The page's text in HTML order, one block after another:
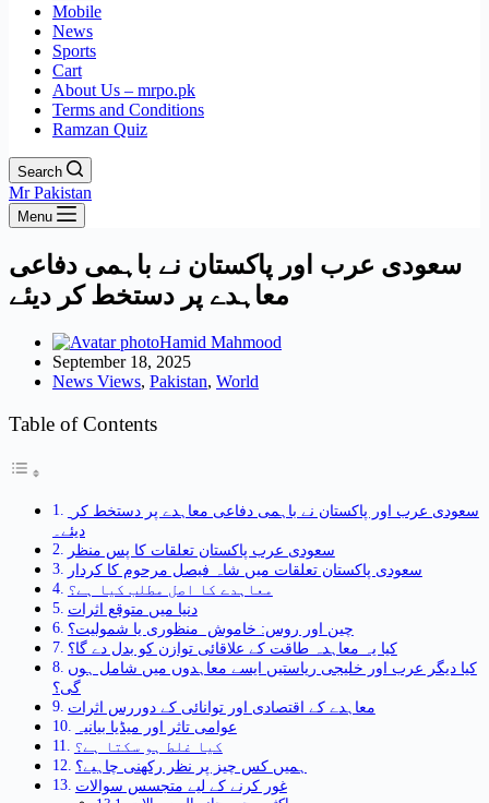
Mobile
News
Sports
Cart
About Us – mrpo.pk
Terms and Conditions
Ramzan Quiz
Search
Mr Pakistan
Menu
سعودی عرب اور پاکستان نے باہمی دفاعی
معاہدے پر دستخط کر دیئے
Hamid Mahmood
September 18, 2025
News Views, Pakistan, World
Table of Contents
دیئے۔
سعودی عرب پاکستان تعلقات کا پس منظر
سعودی پاکستان تعلقات میں شاہ فیصل مرحوم کا کردار
معاہدے کا اصل مطلب کیا ہے؟
دنیا میں متوقع اثرات
چین اور روس: خاموش منظوری یا شمولیت؟
کیا یہ معاہدہ طاقت کے علاقائی توازن کو بدل دے گا؟
کیا دیگر عرب اور خلیجی ریاستیں ایسے معاہدوں میں شامل ہوں
گی؟
معاہدے کے اقتصادی اور توانائی کے دوررس اثرات
عوامی تاثر اور میڈیا بیانیہ
کیا غلط ہو سکتا ہے؟
ہمیں کس چیز پر نظر رکھنی چاہیے؟
غور کرنے کے لیے متجسس سوالات